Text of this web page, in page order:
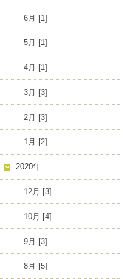
6月 [1]
5月 [1]
4月 [1]
3月 [3]
2月 [3]
1月 [2]
2020年
12月 [3]
10月 [4]
9月 [3]
8月 [5]